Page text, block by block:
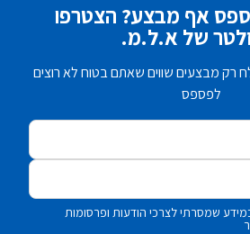
אף מבצע? הצטרפו
של א.ל.מ.
רק מבצעים שווים שאתם בטוח לא רוצים
לפספס
שמסרתי לצרכי הודעות ופרסומות